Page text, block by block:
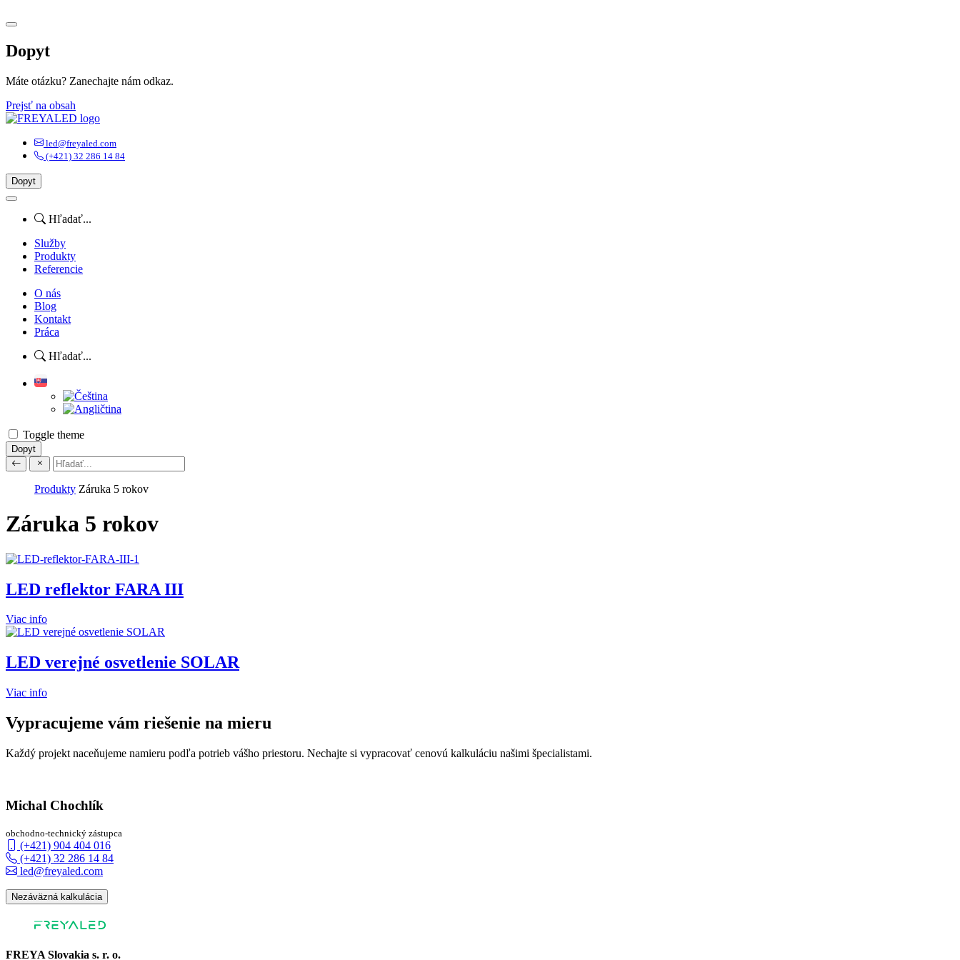
Dopyt
Máte otázku? Zanechajte nám odkaz.
Prejsť na obsah
Hlavná
navigácialed@freyaled.com
(+421) 32 286 14 84
Dopyt
Hľadať...
Služby
Produkty
Referencie
O nás
Blog
Kontakt
Práca
Hľadať...
Toggle theme
Dopyt
Vyhľadávanie
Produkty Záruka 5 rokov
Záruka 5 rokov
LED reflektor FARA III
Viac info
LED verejné osvetlenie SOLAR
Viac info
Vypracujeme vám riešenie na mieru
Každý projekt naceňujeme namieru podľa potrieb vášho priestoru. Nechajte si vypracovať cenovú kalkuláciu našimi špecialistami.
Michal Chochlík
obchodno-technický zástupca
(+421) 904 404 016
(+421) 32 286 14 84
led@freyaled.com
Nezáväzná kalkulácia
FREYA Slovakia s. r. o.